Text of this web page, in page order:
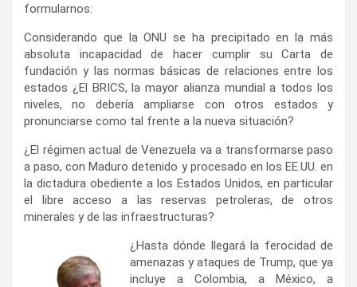
formularnos:
Considerando que la ONU se ha precipitado en la más
absoluta incapacidad de hacer cumplir su Carta de
fundación y las normas básicas de relaciones entre los
estados ¿El BRICS, la mayor alianza mundial a todos los
niveles, no debería ampliarse con otros estados y
pronunciarse como tal frente a la nueva situación?
¿El régimen actual de Venezuela va a transformarse paso
a paso, con Maduro detenido y procesado en los EE.UU. en
la dictadura obediente a los Estados Unidos, en particular
el libre acceso a las reservas petroleras, de otros
minerales y de las infraestructuras?
¿Hasta dónde llegará la ferocidad de
amenazas y ataques de Trump, que ya
incluye a Colombia, a México, a